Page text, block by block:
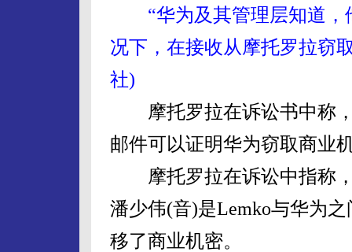
“华为及其管理层知道，
况下，在接收从摩托罗拉窃
社)
摩托罗拉在诉讼书中称，
邮件可以证明华为窃取商业
摩托罗拉在诉讼中指称，
潘少伟(音)是Lemko与华为
移了商业机密。